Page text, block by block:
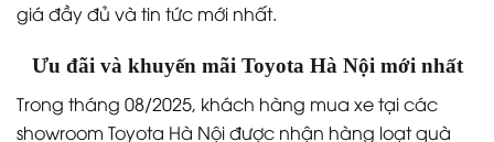
giá đầy đủ và tin tức mới nhất.
Ưu đãi và khuyến mãi Toyota Hà Nội mới nhất
Trong tháng 08/2025, khách hàng mua xe tại các
showroom Toyota Hà Nội được nhận hàng loạt quà